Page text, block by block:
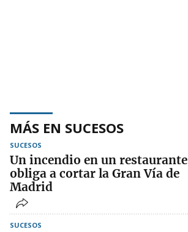
MÁS EN SUCESOS
SUCESOS
Un incendio en un restaurante
obliga a cortar la Gran Vía de
Madrid
SUCESOS